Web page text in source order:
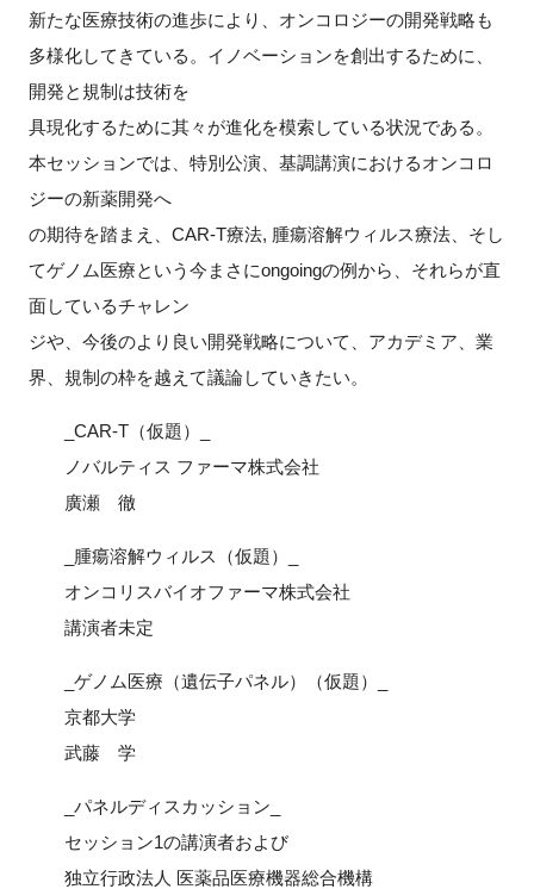
新たな医療技術の進歩により、オンコロジーの開発戦略も
多様化してきている。イノベーションを創出するために、
開発と規制は技術を
具現化するために其々が進化を模索している状況である。
本セッションでは、特別公演、基調講演におけるオンコロ
ジーの新薬開発へ
の期待を踏まえ、CAR-T療法, 腫瘍溶解ウィルス療法、そし
てゲノム医療という今まさにongoingの例から、それらが直
面しているチャレン
ジや、今後のより良い開発戦略について、アカデミア、業
界、規制の枠を越えて議論していきたい。
_CAR-T（仮題）_
ノバルティス ファーマ株式会社
廣瀬 徹
_腫瘍溶解ウィルス（仮題）_
オンコリスバイオファーマ株式会社
講演者未定
_ゲノム医療（遺伝子パネル）（仮題）_
京都大学
武藤 学
_パネルディスカッション_
セッション1の講演者および
独立行政法人 医薬品医療機器総合機構